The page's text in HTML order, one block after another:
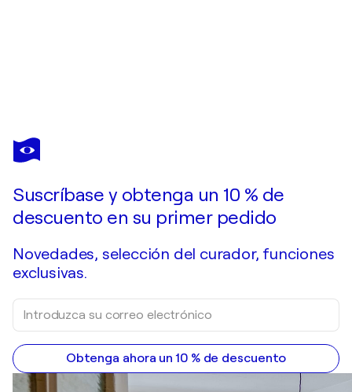
POL
LEDENT
Pide una obra por encargo
Suscríbase y obtenga un 10 % de
descuento en su primer pedido
Novedades, selección del curador, funciones
exclusivas.
Obtenga ahora un 10 % de descuento